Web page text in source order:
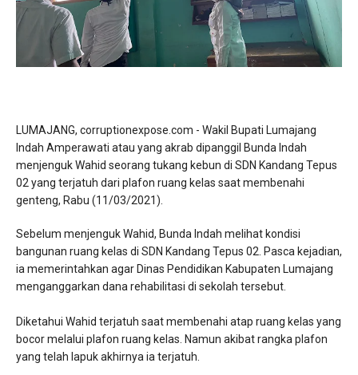
LUMAJANG, corruptionexpose.com - Wakil Bupati Lumajang
Indah Amperawati atau yang akrab dipanggil Bunda Indah
menjenguk Wahid seorang tukang kebun di SDN Kandang Tepus
02 yang terjatuh dari plafon ruang kelas saat membenahi
genteng, Rabu (11/03/2021).
Sebelum menjenguk Wahid, Bunda Indah melihat kondisi
bangunan ruang kelas di SDN Kandang Tepus 02. Pasca kejadian,
ia memerintahkan agar Dinas Pendidikan Kabupaten Lumajang
menganggarkan dana rehabilitasi di sekolah tersebut.
Diketahui Wahid terjatuh saat membenahi atap ruang kelas yang
bocor melalui plafon ruang kelas. Namun akibat rangka plafon
yang telah lapuk akhirnya ia terjatuh.